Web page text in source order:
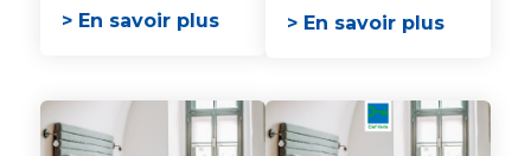
> En savoir plus > En savoir plus